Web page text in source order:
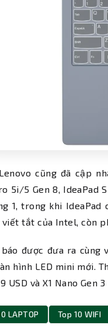
cũng đã cập
5i/5 Gen 8, IdeaPad
1, trong khi IdeaPad
tắt của Intel, còn
báo được đưa ra cùng
hình LED mini mới.
USD và X1 Nano
LAPTOP Top 10 WIFI